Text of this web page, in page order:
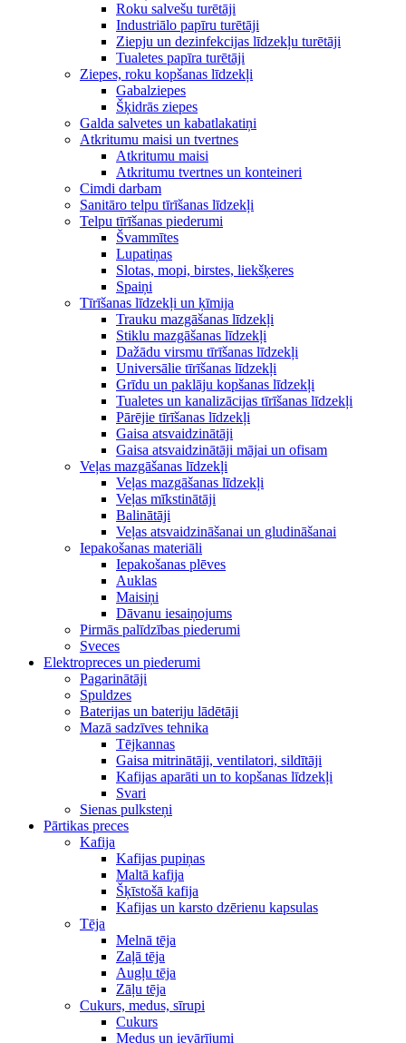
Roku salvešu turētāji
Industriālo papīru turētāji
Ziepju un dezinfekcijas līdzekļu turētāji
Tualetes papīra turētāji
Ziepes, roku kopšanas līdzekļi
Gabalziepes
Šķidrās ziepes
Galda salvetes un kabatlakatiņi
Atkritumu maisi un tvertnes
Atkritumu maisi
Atkritumu tvertnes un konteineri
Cimdi darbam
Sanitāro telpu tīrīšanas līdzekļi
Telpu tīrīšanas piederumi
Švammītes
Lupatiņas
Slotas, mopi, birstes, liekšķeres
Spaiņi
Tīrīšanas līdzekļi un ķīmija
Trauku mazgāšanas līdzekļi
Stiklu mazgāšanas līdzekļi
Dažādu virsmu tīrīšanas līdzekļi
Universālie tīrīšanas līdzekļi
Grīdu un paklāju kopšanas līdzekļi
Tualetes un kanalizācijas tīrīšanas līdzekļi
Pārējie tīrīšanas līdzekļi
Gaisa atsvaidzinātāji
Gaisa atsvaidzinātāji mājai un ofisam
Veļas mazgāšanas līdzekļi
Veļas mazgāšanas līdzekļi
Veļas mīkstinātāji
Balinātāji
Veļas atsvaidzināšanai un gludināšanai
Iepakošanas materiāli
Iepakošanas plēves
Auklas
Maisiņi
Dāvanu iesaiņojums
Pirmās palīdzības piederumi
Sveces
Elektropreces un piederumi
Pagarinātāji
Spuldzes
Baterijas un bateriju lādētāji
Mazā sadzīves tehnika
Tējkannas
Gaisa mitrinātāji, ventilatori, sildītāji
Kafijas aparāti un to kopšanas līdzekļi
Svari
Sienas pulksteņi
Pārtikas preces
Kafija
Kafijas pupiņas
Maltā kafija
Šķīstošā kafija
Kafijas un karsto dzērienu kapsulas
Tēja
Melnā tēja
Zaļā tēja
Augļu tēja
Zāļu tēja
Cukurs, medus, sīrupi
Cukurs
Medus un ievārījumi